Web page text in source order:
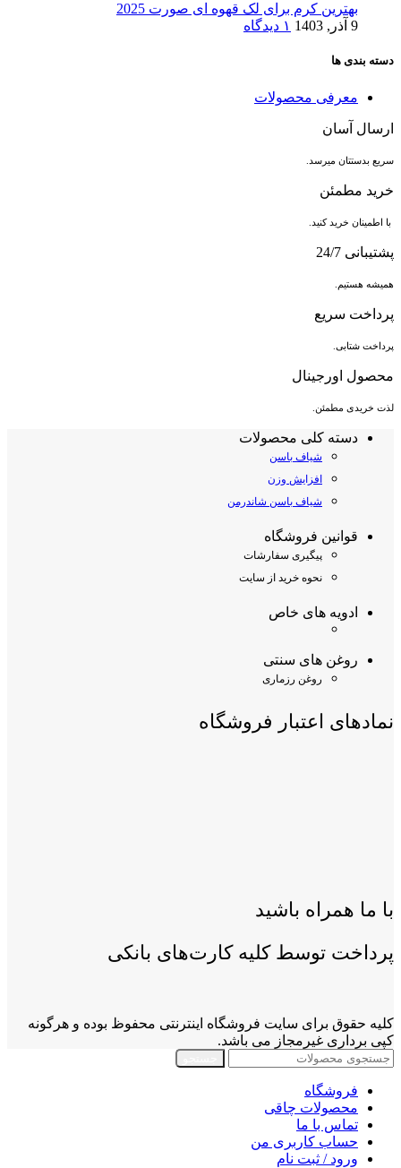
بهترین کرم برای لک قهوه ای صورت 2025
9 آذر, 1403
۱ دیدگاه
دسته بندی ها
معرفی محصولات
ارسال آسان
سریع بدستتان میرسد.
خرید مطمئن
با اطمینان خرید کنید.
پشتیبانی 24/7
همیشه هستیم.
پرداخت سریع
پرداخت شتابی.
محصول اورجینال
لذت خریدی مطمئن.
دسته کلی محصولات
شیاف باسن
افزایش وزن
شیاف باسن شاندرمن
قوانین فروشگاه
پیگیری سفارشات
نحوه خرید از سایت
ادویه های خاص
روغن های سنتی
روغن رزماری
نمادهای اعتبار فروشگاه
با ما همراه باشید
پرداخت توسط کلیه کارت‌های بانکی
کلیه حقوق برای سایت فروشگاه اینترنتی محفوظ بوده و هرگونه
کپی برداری غیرمجاز می باشد.
فروشگاه
محصولات چاقی
تماس با ما
حساب کاربری من
ورود / ثبت نام